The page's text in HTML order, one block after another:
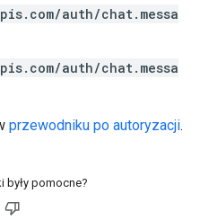
auth/chat.messa
auth/chat.messa
przewodniku po autoryzacji.
były pomocne?